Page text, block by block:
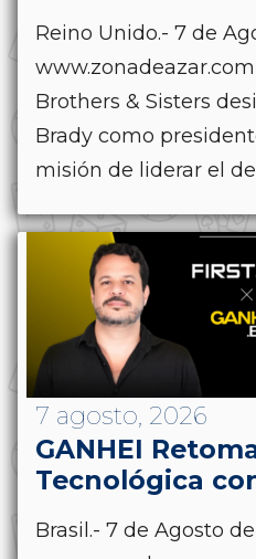
Reino Unido.- 7 de
Brothers & Sisters
Brady como
misión de liderar el
7 agosto, 2026
GANHEI
Tecnológica
Brasil.- 7 de Agosto de